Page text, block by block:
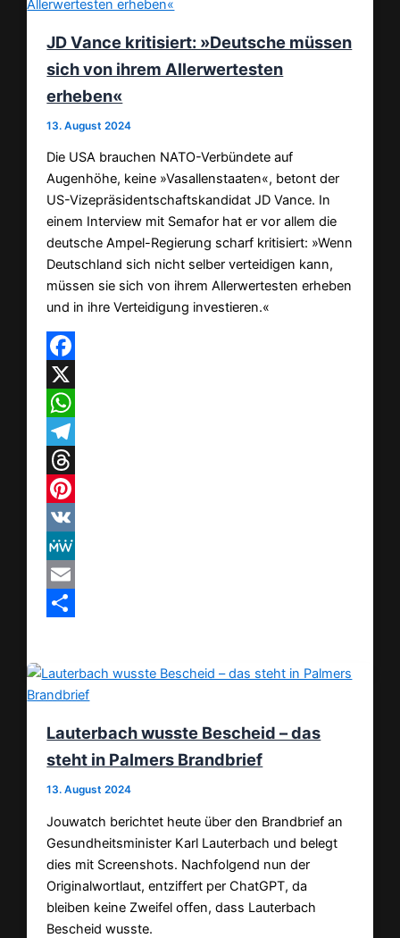
JD Vance kritisiert: »Deutsche müssen
sich von ihrem Allerwertesten
erheben«
13. August 2024
Die USA brauchen NATO-Verbündete auf
Augenhöhe, keine »Vasallenstaaten«, betont der
US-Vizepräsidentschaftskandidat JD Vance. In
einem Interview mit Semafor hat er vor allem die
deutsche Ampel-Regierung scharf kritisiert: »Wenn
Deutschland sich nicht selber verteidigen kann,
müssen sie sich von ihrem Allerwertesten erheben
und in ihre Verteidigung investieren.«
Facebook
X
WhatsApp
Telegram
Threads
Pinterest
VK
MeWe
Email
Lauterbach wusste Bescheid – das
steht in Palmers Brandbrief
13. August 2024
Jouwatch berichtet heute über den Brandbrief an
Gesundheitsminister Karl Lauterbach und belegt
dies mit Screenshots. Nachfolgend nun der
Originalwortlaut, entziffert per ChatGPT, da
bleiben keine Zweifel offen, dass Lauterbach
Bescheid wusste.